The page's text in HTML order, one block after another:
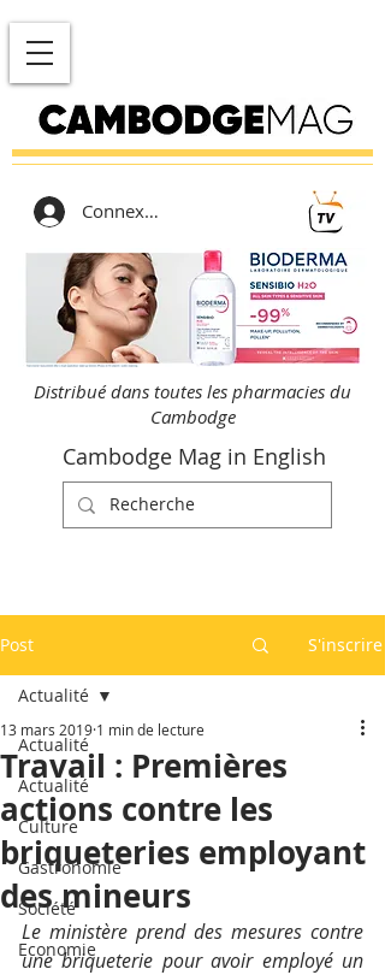
Connexion
Distribué dans toutes les pharmacies du
Cambodge
Cambodge Mag in English
Post S'inscrire
Actualité
Actualité
Culture
Gastronomie
Société
Economie
Actualité
Travail : Premières
actions contre les
briqueteries employant
des mineurs
13 mars 2019 1 min de lecture
Le ministère prend des mesures contre
une briqueterie pour avoir employé un